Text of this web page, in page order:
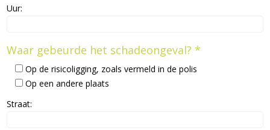
Uur:
Waar gebeurde het schadeongeval? *
Op de risicoligging, zoals vermeld in de polis
Op een andere plaats
Straat: